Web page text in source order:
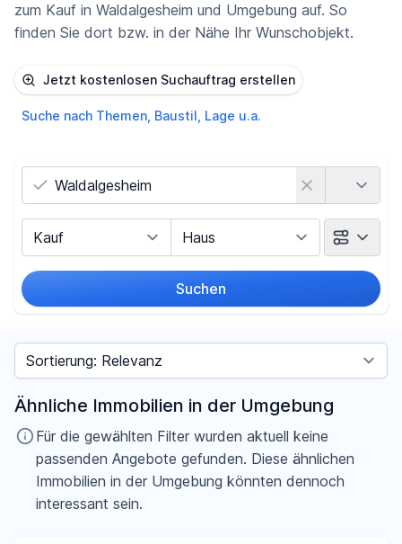
zum Kauf in Waldalgesheim und Umgebung auf. So
finden Sie dort bzw. in der Nähe Ihr Wunschobjekt.
Jetzt kostenlosen Suchauftrag erstellen
Suche nach Themen, Baustil, Lage u.a.
Suchen
Preis
Sortieren nach
Ähnliche Immobilien in der Umgebung
Für die gewählten Filter wurden aktuell keine
passenden Angebote gefunden. Diese ähnlichen
Immobilien in der Umgebung könnten dennoch
interessant sein.